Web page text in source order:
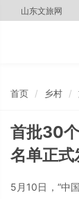
山东文旅网
首页 乡村
首批30
名单正式
5月10日，“中